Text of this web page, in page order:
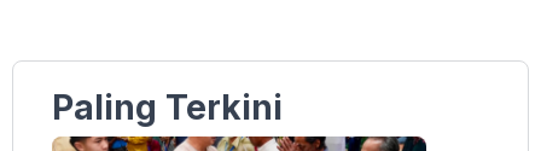
Paling Terkini